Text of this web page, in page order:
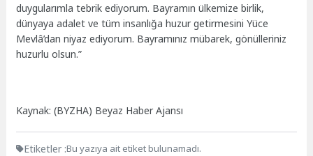
duygularımla tebrik ediyorum. Bayramın ülkemize birlik,
dünyaya adalet ve tüm insanlığa huzur getirmesini Yüce
Mevlâ’dan niyaz ediyorum. Bayramınız mübarek, gönülleriniz
huzurlu olsun.”
Kaynak: (BYZHA) Beyaz Haber Ajansı
Etiketler :Bu yazıya ait etiket bulunamadı.